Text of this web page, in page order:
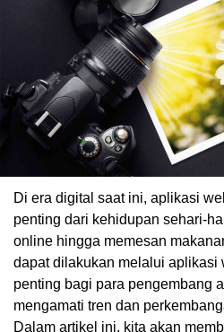
Di era digital saat ini, aplikasi
penting dari kehidupan sehari-
online hingga memesan
dapat dilakukan melalui aplikasi
penting bagi para pengembang
mengamati tren dan
Dalam artikel ini, kita akan